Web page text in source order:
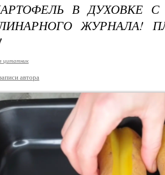
В ДУХОВКЕ
ЖУРНАЛА!
цитатник
автора